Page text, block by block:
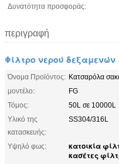
Δυνατότητα προσφοράς:
περιγραφή
Φίλτρο νερού δεξαμενών
Όνομα Προϊόντος: Κατσαρόλα
μοντέλο:
FG
Τόμος:
50L σε 10000L
Υλικό της
κατασκευής:
SS304/316L
Υψηλό φως: κατοικία
κασέτες